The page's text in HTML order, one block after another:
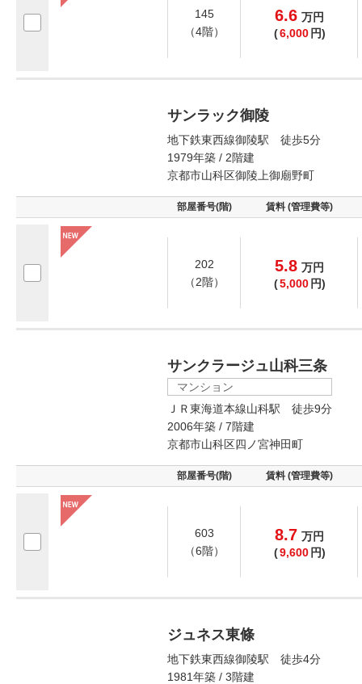
145
（4階）
6.6 万円
(6,000 円)
サンラック御陵
地下鉄東西線御陵駅 徒歩5分
1979年築 / 2階建
京都市山科区御陵上御廟野町
部屋番号(階) 賃料 (管理費等)
202
（2階）
5.8 万円
(5,000 円)
サンクラージュ山科三条
マンション
ＪＲ東海道本線山科駅 徒歩9分
2006年築 / 7階建
京都市山科区四ノ宮神田町
部屋番号(階) 賃料 (管理費等)
603
（6階）
8.7 万円
(9,600 円)
ジュネス東條
地下鉄東西線御陵駅 徒歩4分
1981年築 / 3階建